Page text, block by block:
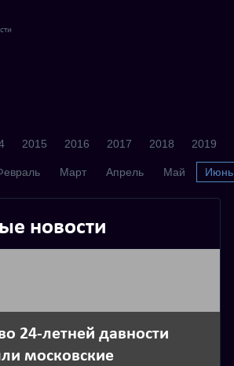
2015 2016 2017 2018 2019
Март Апрель Май Июнь
новости
24-летней давности
московские